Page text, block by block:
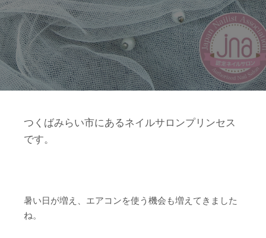
つくばみらい市にあるネイルサロンプリンセス
です。
暑い日が増え、エアコンを使う機会も増えてきました
ね。